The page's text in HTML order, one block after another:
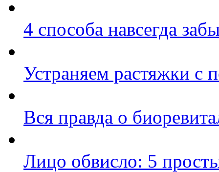
4 способа навсегда
Устраняем растяжки с
Вся правда о
Лицо обвисло: 5